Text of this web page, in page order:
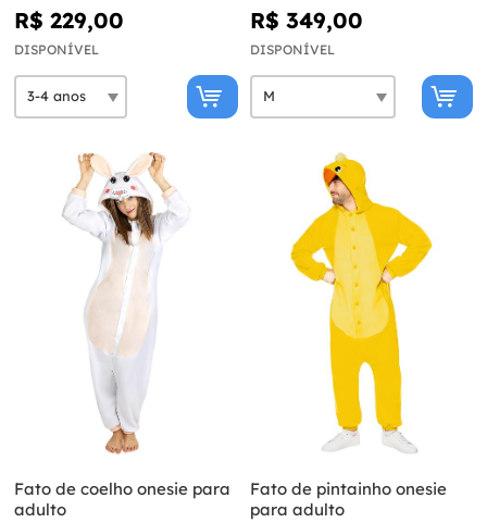
R$ 229,00
DISPONÍVEL
R$ 349,00
DISPONÍVEL
Fato de coelho onesie para
adulto
Fato de pintainho onesie
para adulto